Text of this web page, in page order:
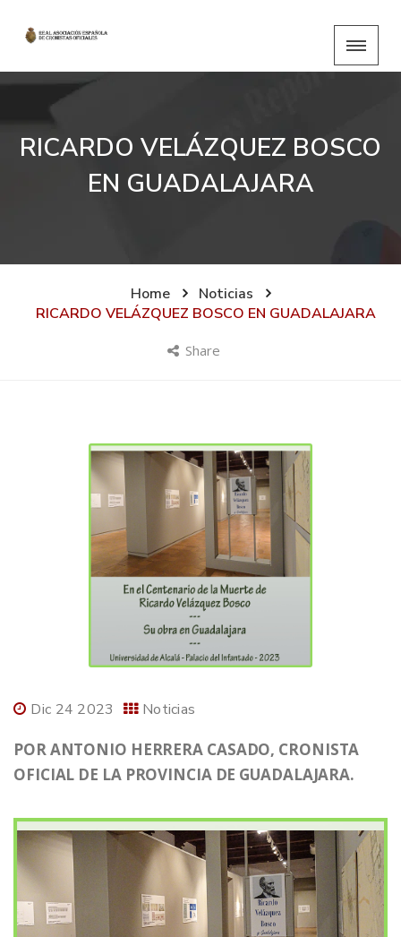
RICARDO VELÁZQUEZ BOSCO
EN GUADALAJARA
Home
Noticias
RICARDO VELÁZQUEZ BOSCO EN GUADALAJARA
Share
Dic 24 2023 Noticias
POR ANTONIO HERRERA CASADO, CRONISTA
OFICIAL DE LA PROVINCIA DE GUADALAJARA.